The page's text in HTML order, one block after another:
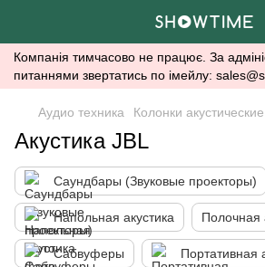
Компанія тимчасово не працює. За
питаннями звертатись по імейлу:
Аудио техника Колонки акустические
Акустика JBL
Саундбары (Звуковые проекторы)
Напольная акустика Полочная
Сабвуферы Портативная